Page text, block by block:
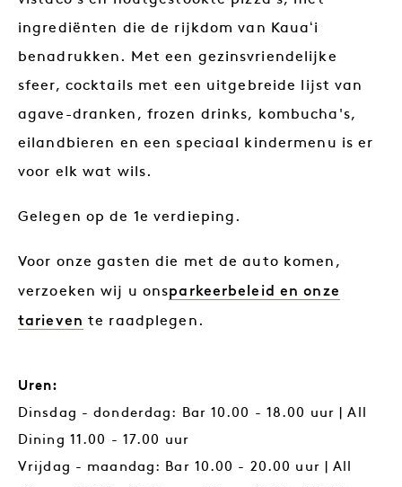
ingrediënten die de rijkdom van Kauaʻi
benadrukken. Met een gezinsvriendelijke
sfeer, cocktails met een uitgebreide lijst van
agave-dranken, frozen drinks, kombucha's,
eilandbieren en een speciaal kindermenu is er
voor elk wat wils.
Gelegen op de 1e verdieping.
Voor onze gasten die met de auto komen,
verzoeken wij u onsparkeerbeleid en onze
tarieven te raadplegen.
Uren:
Dinsdag - donderdag: Bar 10.00 - 18.00 uur | All
Dining 11.00 - 17.00 uur
Vrijdag - maandag: Bar 10.00 - 20.00 uur | All